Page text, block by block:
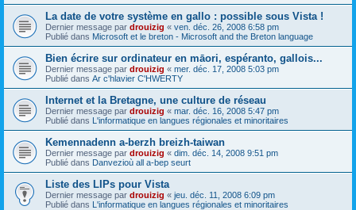
La date de votre système en gallo : possible sous Vista !
Dernier message par drouizig « ven. déc. 26, 2008 6:58 pm
Publié dans Microsoft et le breton - Microsoft and the Breton language
Bien écrire sur ordinateur en māori, espéranto, gallois...
Dernier message par drouizig « mer. déc. 17, 2008 5:03 pm
Publié dans Ar c'hlavier C'HWERTY
Internet et la Bretagne, une culture de réseau
Dernier message par drouizig « mar. déc. 16, 2008 5:47 pm
Publié dans L'informatique en langues régionales et minoritaires
Kemennadenn a-berzh breizh-taiwan
Dernier message par drouizig « dim. déc. 14, 2008 9:51 pm
Publié dans Danvezioù all a-bep seurt
Liste des LIPs pour Vista
Dernier message par drouizig « jeu. déc. 11, 2008 6:09 pm
Publié dans L'informatique en langues régionales et minoritaires